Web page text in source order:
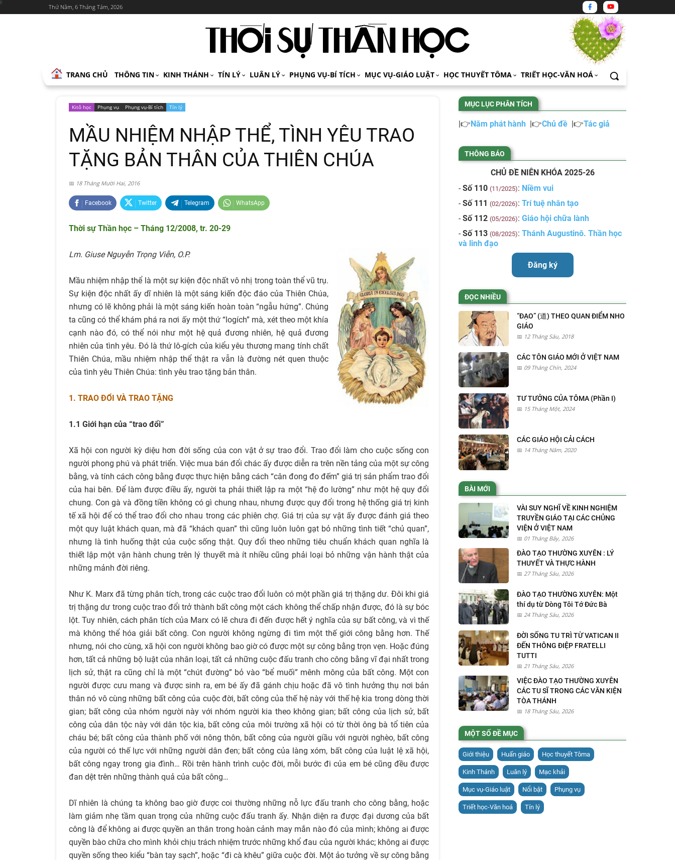
Thứ Năm, 6 Tháng Tám, 2026
TRANG CHỦ THÔNG TIN KINH THÁNH TÍN LÝ LUÂN LÝ PHỤNG VỤ-BÍ TÍCH MỤC VỤ-GIÁO LUẬT HỌC THUYẾT TÔMA TRIẾT HỌC-VĂN HOÁ
Kitô học Phụng vụ Phụng vụ-Bí tích Tín lý
MẦU NHIỆM NHẬP THỂ, TÌNH YÊU TRAO
TẶNG BẢN THÂN CỦA THIÊN CHÚA
18 Tháng Mười Hai, 2016
Facebook Twitter Telegram WhatsApp
Thời sự Thần học – Tháng 12/2008, tr. 20-29
Lm. Giuse Nguyễn Trọng Viễn, O.P.
Mầu nhiệm nhập thể là một sự kiện độc nhất vô nhị trong toàn thể vũ trụ.
Sự kiện độc nhất ấy dĩ nhiên là một sáng kiến độc đáo của Thiên Chúa,
nhưng có lẽ không phải là một sáng kiến hoàn toàn “ngẫu hứng”. Chúng
ta cũng có thể khám phá ra nơi ấy một thứ “logích” mà, xét theo một khía
cạnh nào đó, có thể nói như một hệ quả đương nhiên, hệ quả đương
nhiên của tình yêu. Đó là thứ lô-gích của kiểu yêu thương mang tính chất
Thiên Chúa, mầu nhiệm nhập thể thật ra vẫn là đường nét quen thuộc
của tình yêu Thiên Chúa: tình yêu trao tặng bản thân.
1. TRAO ĐỔI VÀ TRAO TẶNG
1.1 Giới hạn của “trao đổi”
Xã hội con người kỳ diệu hơn đời sống của con vật ở sự trao đổi. Trao đổi làm cho cuộc sống con
người phong phú và phát triển. Việc mua bán đổi chác ấy được diễn ra trên nền tảng của một sự công
bằng, và tính cách công bằng được thực hiện bằng cách “cân đong đo đếm” giá trị sản phẩm trao đổi
của hai bên. Để làm được điều ấy, người ta phải thiết lập ra một “hệ đo lường” như một hệ quy đổi
chung. Con gà và đồng tiền không có gì chung nhau, nhưng được quy đổi trong hệ thống giá trị kinh
tế xã hội để có thể trao đổi cho nhau trong các phiên chợ. Giá trị của sự vật ấy được đánh giá theo
một quy luật khách quan, mà đã “khách quan” thì cũng luôn luôn gạt bỏ những tình tiết “chủ quan”,
nhưng là tình huống thật của cuộc sống thật. Quy đổi theo những tiêu chuẩn khách quan nghĩa là
thiết lập một vận hành chung trên lý thuyết mà ít nhiều cũng phải loại bỏ những vận hành thật của
những mảnh đời riêng.
Như K. Marx đã từng phân tích, trong các cuộc trao đổi luôn có một phần giá trị thặng dư. Đôi khi giá
trị thặng dư trong cuộc trao đổi trở thành bất công một cách không thể chấp nhận được, đó là sự bóc
lột. Tuy nhiên, cách phân tích của Marx có lẽ chưa đi đến được hết ý nghĩa của sự bất công, và vì thế
mà không thể hóa giải bất công. Con người không ngừng đi tìm một thế giới công bằng hơn. Thế
nhưng, nói cho cùng, xã hội con người không bao giờ có được một sự công bằng trọn vẹn. Hoặc đúng
hơn, tất cả những bộ luật của nhân loại, tất cả những cuộc đấu tranh cho công bằng vĩ đại nhất trong
lịch sử, thật ra cũng chỉ là một “chút đường” bỏ vào “bể muối” mênh mông của bất công. Một con
người được cưu mang và được sinh ra, em bé ấy đã gánh chịu hoặc đã vô tình hưởng thụ nơi bản
thân nó vô cùng những bất công của cuộc đời, bất công của thế hệ này với thế hệ kia trong dòng thời
gian; bất công của nhóm người này với nhóm người kia theo không gian; bất công của lịch sử, bất
công của dân tộc này với dân tộc kia, bất công của môi trường xã hội có từ thời ông bà tổ tiên của
cháu bé; bất công của thành phố với nông thôn, bất công của người giầu với người nghèo, bất công
của người có thế lực với những người dân đen; bất công của làng xóm, bất công của luật lệ xã hội,
bất công ngay trong gia đình… Rồi trên hành trình cuộc đời, mỗi bước đi của em bé cũng đều được
đan dệt trên những thành quả của bất công…
Dĩ nhiên là chúng ta không bao giờ được coi thường những nỗ lực đấu tranh cho công bằng, hoặc
làm giảm nhẹ tầm quan trọng của những cuộc đấu tranh ấy. Nhận diện ra được đại dương của bất
công là để không ai được quyền an thân trong hoàn cảnh may mắn nào đó của mình; không ai được
quyền bào chữa cho mình khỏi chịu trách nhiệm trước những khổ đau của người khác; không ai được
quyền sống theo kiểu “bàn tay sạch”, hoặc “đi cà khêu” giữa cuộc đời. Một ảo tưởng về sự công bằng
MỤC LỤC PHÂN TÍCH
|👉Năm phát hành |👉Chủ đề |👉Tác giả
THÔNG BÁO
CHỦ ĐỀ NIÊN KHÓA 2025-26
- Số 110 (11/2025): Niềm vui
- Số 111 (02/2026): Trí tuệ nhân tạo
- Số 112 (05/2026): Giáo hội chữa lành
- Số 113 (08/2025): Thánh Augustinô. Thần học
và linh đạo
Đăng ký
ĐỌC NHIỀU
“ĐẠO” (道) THEO QUAN ĐIỂM NHO
GIÁO
12 Tháng Sáu, 2018
CÁC TÔN GIÁO MỚI Ở VIỆT NAM
09 Tháng Chín, 2024
TƯ TƯỞNG CỦA TÔMA (Phần I)
15 Tháng Một, 2024
CÁC GIÁO HỘI CẢI CÁCH
14 Tháng Năm, 2020
BÀI MỚI
VÀI SUY NGHĨ VỀ KINH NGHIỆM
TRUYỀN GIÁO TẠI CÁC CHỦNG
VIỆN Ở VIỆT NAM
01 Tháng Bảy, 2026
ĐÀO TẠO THƯỜNG XUYÊN : LÝ
THUYẾT VÀ THỰC HÀNH
27 Tháng Sáu, 2026
ĐÀO TẠO THƯỜNG XUYÊN: Một
thí dụ từ Dòng Tôi Tớ Đức Bà
24 Tháng Sáu, 2026
ĐỜI SỐNG TU TRÌ TỪ VATICAN II
ĐẾN THÔNG ĐIỆP FRATELLI
TUTTI
21 Tháng Sáu, 2026
VIỆC ĐÀO TẠO THƯỜNG XUYÊN
CÁC TU SĨ TRONG CÁC VĂN KIỆN
TÒA THÁNH
18 Tháng Sáu, 2026
MỘT SỐ ĐỀ MỤC
Giới thiệu Huấn giáo Học thuyết Tôma
Kinh Thánh Luân lý Mạc khải
Mục vụ-Giáo luật Nổi bật Phụng vụ
Triết học-Văn hoá Tín lý